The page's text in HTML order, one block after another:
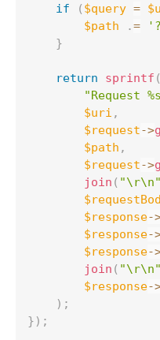
if ( $query =
$path
.=
}
return sprintf (
"Request
$uri ,
$request->
$path ,
$request->
join ( "\r\n"
$response-
$response-
$response-
join ( "\r\n"
$response-
) ;
} ) ;